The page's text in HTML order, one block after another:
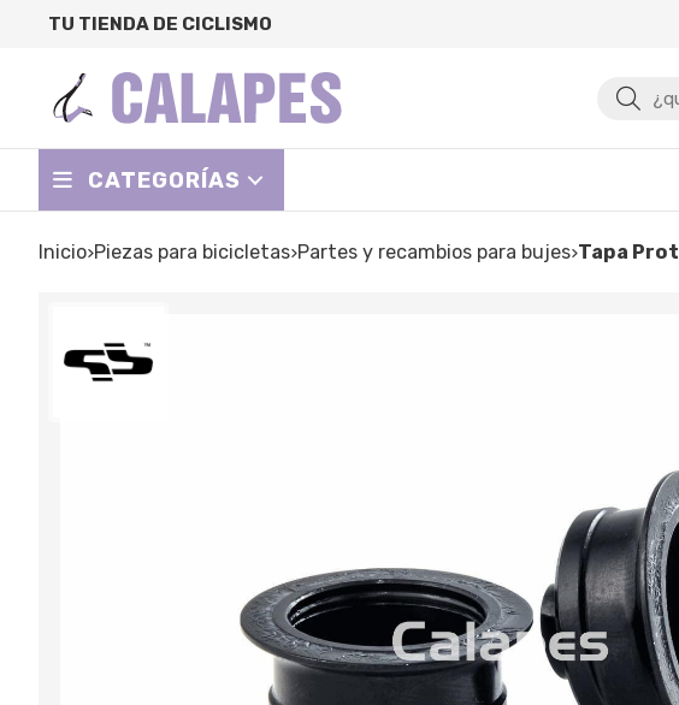
TU TIENDA DE CICLISMO
CATEGORÍAS
Inicio piezas para bicicletas partes y recambios para bujes Tapa